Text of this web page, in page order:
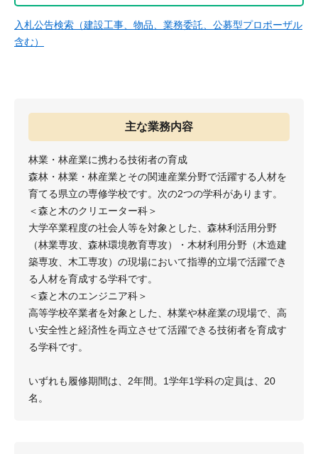
入札公告検索（建設工事、物品、業務委託、公募型プロポーザル
含む）
主な業務内容
林業・林産業に携わる技術者の育成
森林・林業・林産業とその関連産業分野で活躍する人材を
育てる県立の専修学校です。次の2つの学科があります。
＜森と木のクリエーター科＞
大学卒業程度の社会人等を対象とした、森林利活用分野
（林業専攻、森林環境教育専攻）・木材利用分野（木造建
築専攻、木工専攻）の現場において指導的立場で活躍でき
る人材を育成する学科です。
＜森と木のエンジニア科＞
高等学校卒業者を対象とした、林業や林産業の現場で、高
い安全性と経済性を両立させて活躍できる技術者を育成す
る学科です。
いずれも履修期間は、2年間。1学年1学科の定員は、20
名。